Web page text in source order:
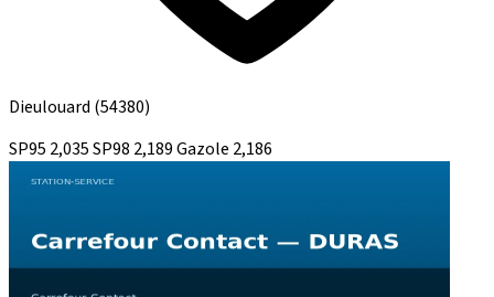
Dieulouard (54380)
SP95 2,035SP98 2,189Gazole 2,186